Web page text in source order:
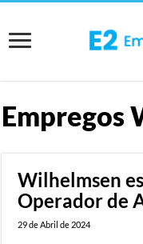
Empregos
Wilhelmsen
Operador de
29 de Abril de 2024